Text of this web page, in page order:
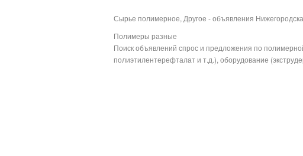
Сырье полимерное, Другое - объявления
Полимеры разные
Поиск объявлений спрос и предложения по
полиэтилентерефталат и т.д.), оборудование